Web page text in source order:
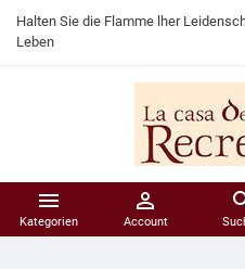
Halten Sie die Flamme lher
Leben

Kategorien

Account